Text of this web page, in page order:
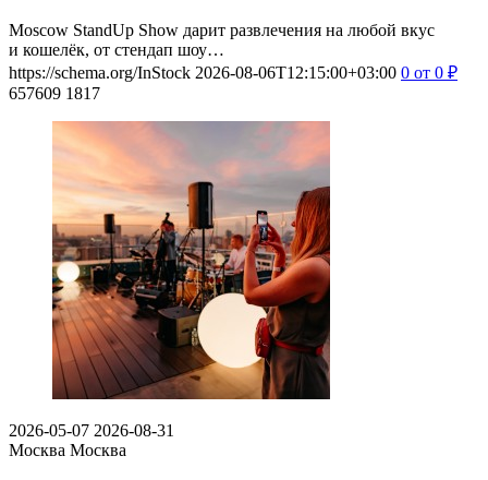
Moscow StandUp Show дарит развлечения на любой вкус
и кошелёк, от стендап шоу…
https://schema.org/InStock 2026-08-06T12:15:00+03:00 0 от 0 ₽
657609 1817
2026-05-07 2026-08-31
Москва Москва